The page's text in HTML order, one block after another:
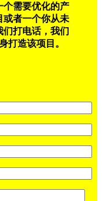
个需要优化的产
或者一个你从未
打电话，我们
打造该项目。